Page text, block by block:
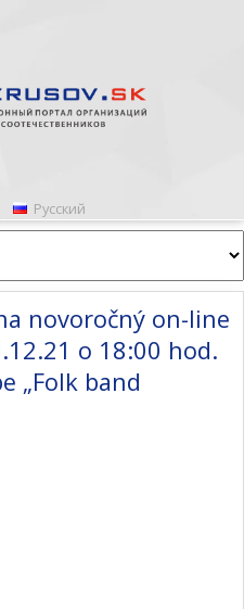
Русский
novoročný on-line
o 18:00 hod.
„Folk band